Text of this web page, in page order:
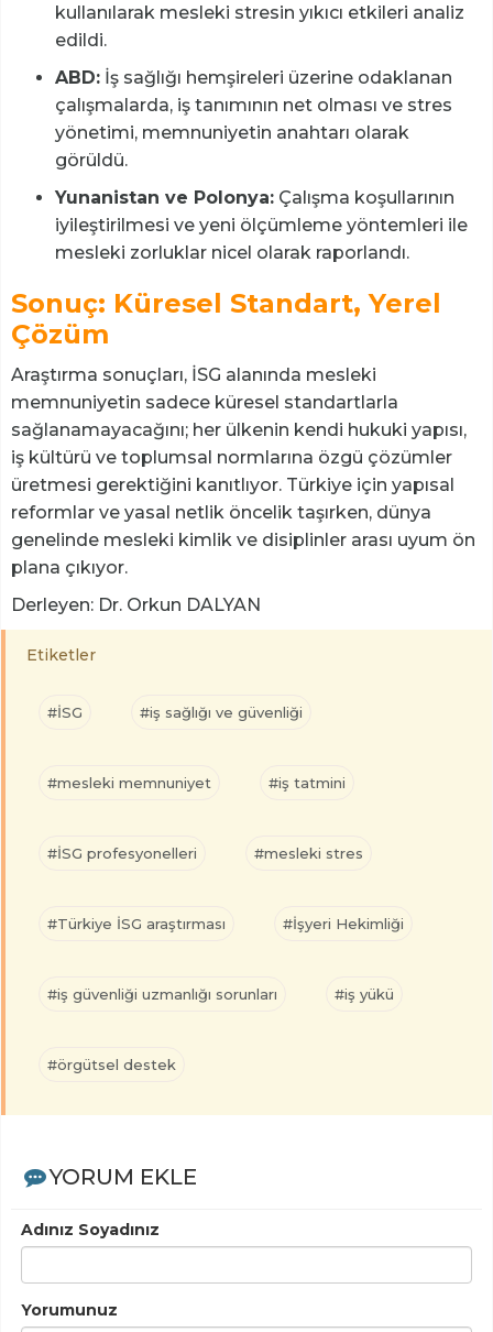
kullanılarak mesleki stresin yıkıcı etkileri analiz
edildi.
ABD: İş sağlığı hemşireleri üzerine odaklanan
çalışmalarda, iş tanımının net olması ve stres
yönetimi, memnuniyetin anahtarı olarak
görüldü.
Yunanistan ve Polonya: Çalışma koşullarının
iyileştirilmesi ve yeni ölçümleme yöntemleri ile
mesleki zorluklar nicel olarak raporlandı.
Sonuç: Küresel Standart, Yerel
Çözüm
Araştırma sonuçları, İSG alanında mesleki
memnuniyetin sadece küresel standartlarla
sağlanamayacağını; her ülkenin kendi hukuki yapısı,
iş kültürü ve toplumsal normlarına özgü çözümler
üretmesi gerektiğini kanıtlıyor. Türkiye için yapısal
reformlar ve yasal netlik öncelik taşırken, dünya
genelinde mesleki kimlik ve disiplinler arası uyum ön
plana çıkıyor.
Derleyen: Dr. Orkun DALYAN
Etiketler
#İSG #iş sağlığı ve güvenliği
#mesleki memnuniyet #iş tatmini
#İSG profesyonelleri #mesleki stres
#Türkiye İSG araştırması #İşyeri Hekimliği
#iş güvenliği uzmanlığı sorunları #iş yükü
#örgütsel destek
YORUM EKLE
Adınız Soyadınız
Yorumunuz